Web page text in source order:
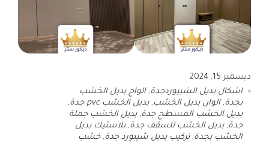
ديسمبر 15, 2024
اشكال بديل الشيبوردجدة,الواح بديل الخشب
بجدة,الوان بديل الخشب ,بديل الخشب pvc جدة
,
بديل الخشب المسطح جدة,بديل الخشب جملة
جدة,بديل الخشب للسقف جدة,بلاستيك بديل
الخشب بجدة,تركيب بديل شيبورد جدة,خشب